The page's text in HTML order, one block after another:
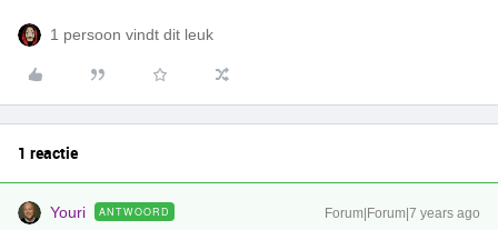
1 persoon vindt dit leuk
1 reactie
Youri ANTWOORD Forum|Forum|7 years ago